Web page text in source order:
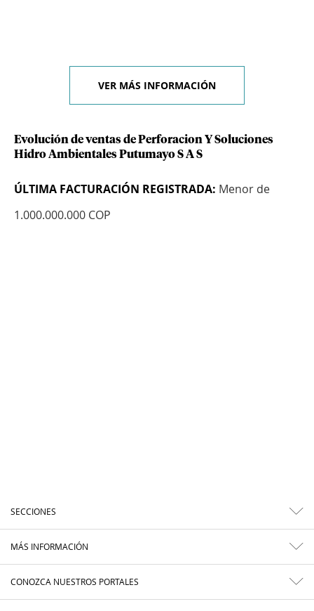
VER MÁS INFORMACIÓN
Evolución de ventas de Perforacion Y Soluciones
Hidro Ambientales Putumayo S A S
ÚLTIMA FACTURACIÓN REGISTRADA: Menor de
1.000.000.000 COP
SECCIONES
MÁS INFORMACIÓN
CONOZCA NUESTROS PORTALES